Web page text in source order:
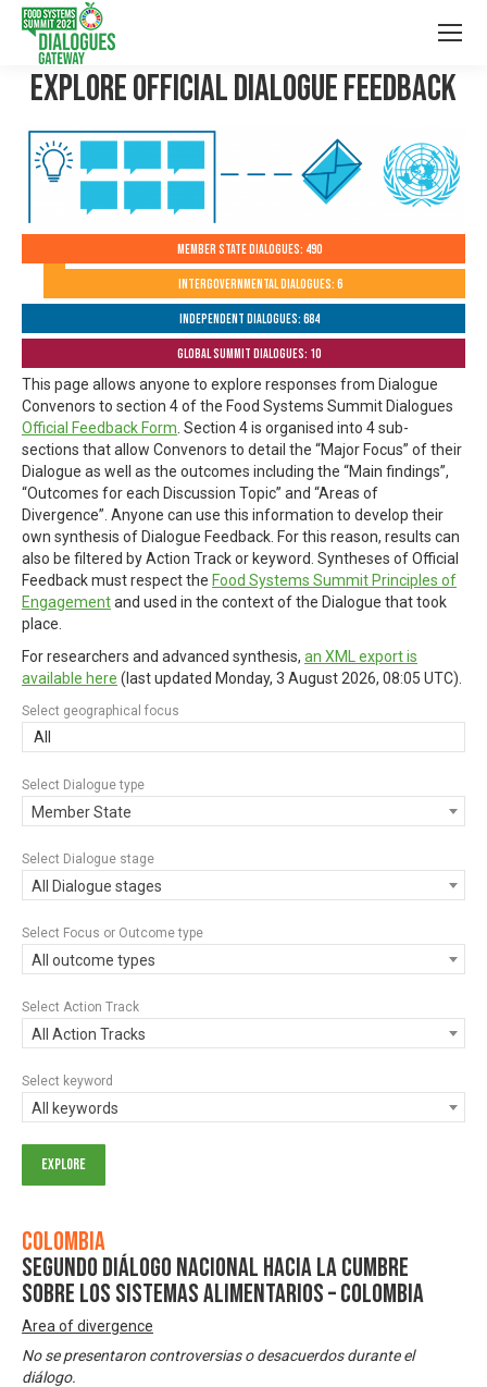
Explore Official Dialogue Feedback
Member State Dialogues: 490
Intergovernmental Dialogues: 6
Independent Dialogues: 684
Global Summit Dialogues: 10
This page allows anyone to explore responses from Dialogue
Convenors to section 4 of the Food Systems Summit Dialogues
Official Feedback Form . Section 4 is organised into 4 sub-
sections that allow Convenors to detail the “Major Focus” of their
Dialogue as well as the outcomes including the “Main findings”,
“Outcomes for each Discussion Topic” and “Areas of
Divergence”. Anyone can use this information to develop their
own synthesis of Dialogue Feedback. For this reason, results can
also be filtered by Action Track or keyword. Syntheses of Official
Feedback must respect the Food Systems Summit Principles of
Engagementand used in the context of the Dialogue that took
place.
For researchers and advanced synthesis, an XML export is
available here (last updated Monday, 3 August 2026, 08:05 UTC).
Select geographical focus
All
Select Dialogue type
Member State
Select Dialogue stage
All Dialogue stages
Select Focus or Outcome type
All outcome types
Select Action Track
All Action Tracks
Select keyword
All keywords
Colombia
Segundo Diálogo Nacional hacia la Cumbre
sobre los Sistemas Alimentarios – Colombia
Area of divergence
No se presentaron controversias o desacuerdos durante el
diálogo.